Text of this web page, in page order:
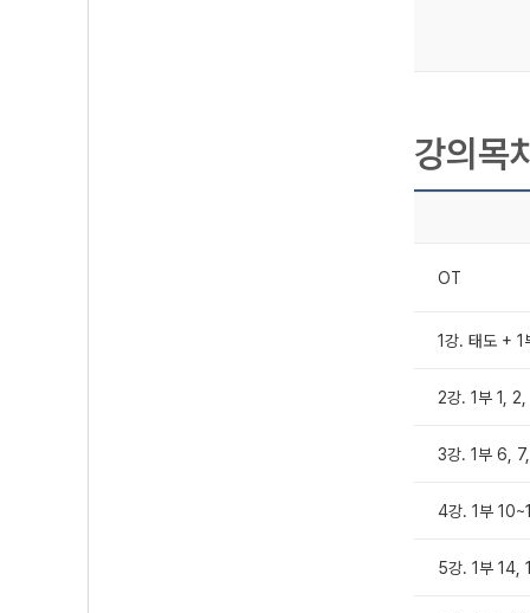
강의목
OT
1강. 태도 + 1
2강. 1부 1,
3강. 1부 6,
4강. 1부
5강. 1부 14,